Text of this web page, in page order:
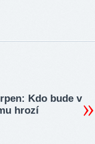
Kdo bude v
hrozí